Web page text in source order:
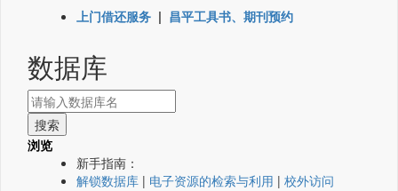
上门借还服务 | 昌平工具书、期刊预约
数据库
浏览
新手指南：
解锁数据库 | 电子资源的检索与利用 | 校外访问